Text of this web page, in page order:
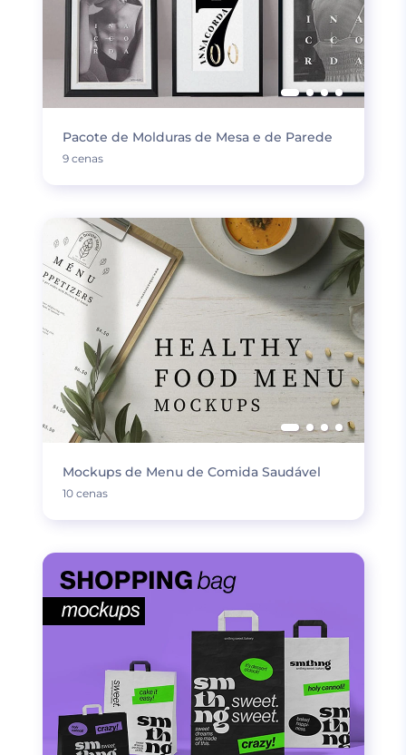
Pacote de Molduras de Mesa e de Parede
9 cenas
Mockups de Menu de Comida Saudável
10 cenas